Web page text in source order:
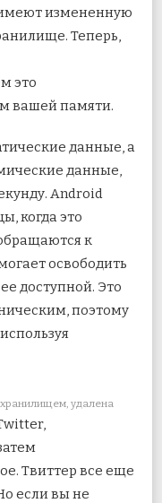
измененную
Теперь,
это
вашей памяти.
данные, а
данные,
Android
когда это
к
освободить
доступной. Это
поэтому
удалена
Твиттер все еще
если вы не